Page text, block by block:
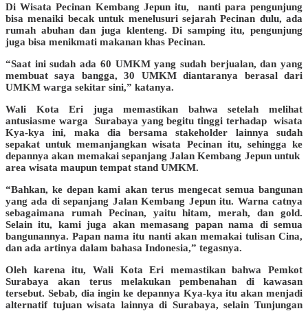
Di Wisata Pecinan Kembang Jepun itu, nanti para pengunjung
bisa menaiki becak untuk menelusuri sejarah Pecinan dulu, ada
rumah abuhan dan juga klenteng. Di samping itu, pengunjung
juga bisa menikmati makanan khas Pecinan.
“Saat ini sudah ada 60 UMKM yang sudah berjualan, dan yang
membuat saya bangga, 30 UMKM diantaranya berasal dari
UMKM warga sekitar sini,” katanya.
Wali Kota Eri juga memastikan bahwa setelah melihat
antusiasme warga Surabaya yang begitu tinggi terhadap wisata
Kya-kya ini, maka dia bersama stakeholder lainnya sudah
sepakat untuk memanjangkan wisata Pecinan itu, sehingga ke
depannya akan memakai sepanjang Jalan Kembang Jepun untuk
area wisata maupun tempat stand UMKM.
“Bahkan, ke depan kami akan terus mengecat semua bangunan
yang ada di sepanjang Jalan Kembang Jepun itu. Warna catnya
sebagaimana rumah Pecinan, yaitu hitam, merah, dan gold.
Selain itu, kami juga akan memasang papan nama di semua
bangunannya. Papan nama itu nanti akan memakai tulisan Cina,
dan ada artinya dalam bahasa Indonesia,” tegasnya.
Oleh karena itu, Wali Kota Eri memastikan bahwa Pemkot
Surabaya akan terus melakukan pembenahan di kawasan
tersebut. Sebab, dia ingin ke depannya Kya-kya itu akan menjadi
alternatif tujuan wisata lainnya di Surabaya, selain Tunjungan